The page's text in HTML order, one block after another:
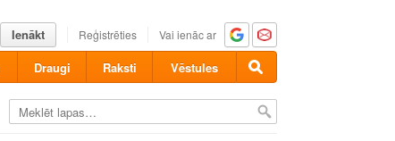
Ienākt Reģistrēties Vai ienāc ar
Draugi Raksti Vēstules